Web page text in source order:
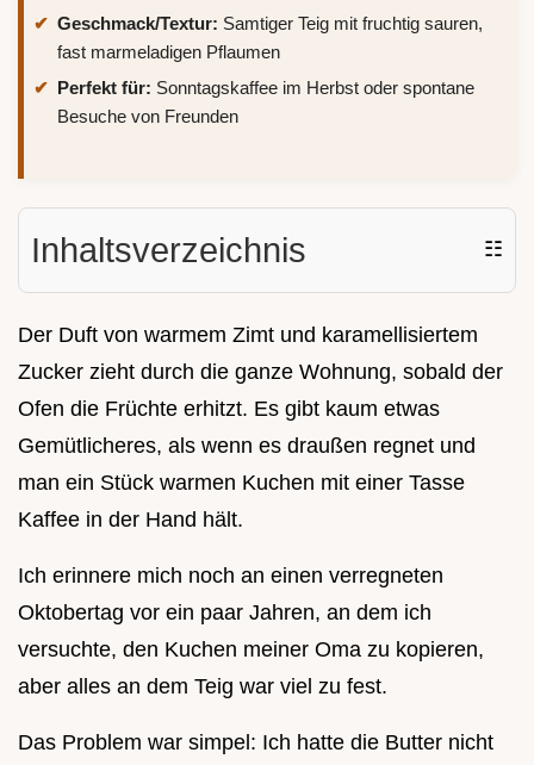
Geschmack/Textur: Samtiger Teig mit fruchtig sauren,
fast marmeladigen Pflaumen
Perfekt für: Sonntagskaffee im Herbst oder spontane
Besuche von Freunden
Inhaltsverzeichnis ☷
Der Duft von warmem Zimt und karamellisiertem
Zucker zieht durch die ganze Wohnung, sobald der
Ofen die Früchte erhitzt. Es gibt kaum etwas
Gemütlicheres, als wenn es draußen regnet und
man ein Stück warmen Kuchen mit einer Tasse
Kaffee in der Hand hält.
Ich erinnere mich noch an einen verregneten
Oktobertag vor ein paar Jahren, an dem ich
versuchte, den Kuchen meiner Oma zu kopieren,
aber alles an dem Teig war viel zu fest.
Das Problem war simpel: Ich hatte die Butter nicht